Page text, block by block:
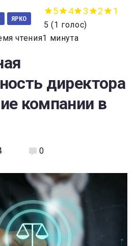
ЯРКО
5 4 3 2 1
5 (1 голос)
чтения1 минута
директора
компании в
0